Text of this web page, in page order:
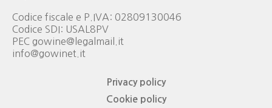
Codice fiscale e P.IVA: 02809130046
Codice SDI: USAL8PV
PEC gowine@legalmail.it
info@gowinet.it
Privacy policy
Cookie policy